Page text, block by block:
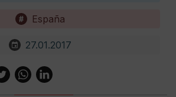
España
27.01.2017